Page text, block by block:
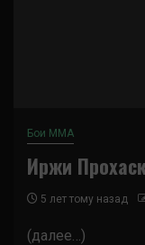
Бои ММА
Иржи
5 лет тому назад
(далее…)